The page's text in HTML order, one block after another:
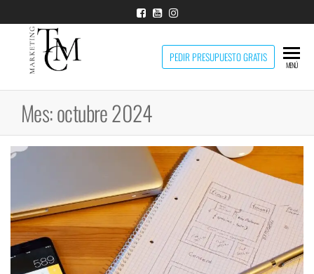
Marketing
TCM
Santander,
Marketing
TCM
PEDIR PRESUPUESTO GRATIS
MENÚ
Mes:octubre 2024